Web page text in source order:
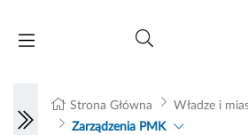
Strona Główna Władze i
Zarządzenia PMK